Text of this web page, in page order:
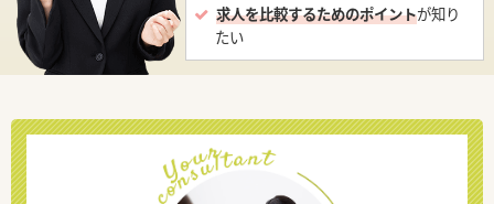
求人を比較するためのポイントが知り
たい